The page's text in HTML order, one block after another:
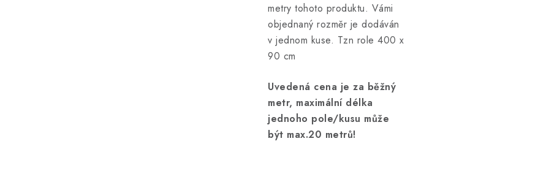
metry tohoto produktu. Vámi
objednaný rozměr je dodáván
v jednom kuse. Tzn role 400 x
90 cm
Uvedená cena je za běžný
metr, maximální délka
jednoho pole/kusu může
být max.20 metrů!